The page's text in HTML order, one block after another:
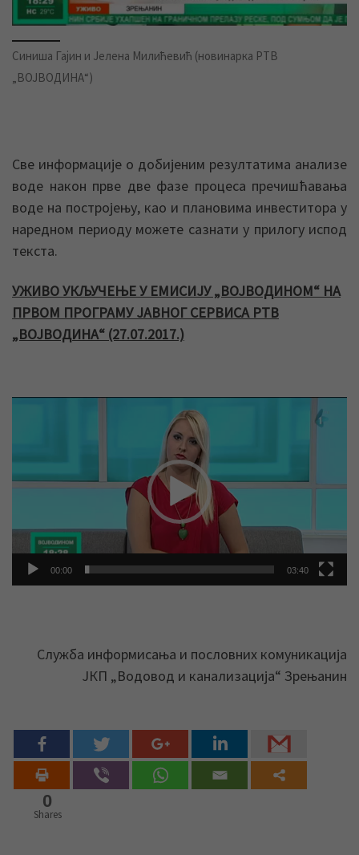
Синиша Гајин и Јелена Милићевић (новинарка РТВ
„ВОЈВОДИНА“)
Све информације о добијеним резултатима анализе
воде након прве две фазе процеса пречишћавања
воде на постројењу, као и плановима инвеститора у
наредном периоду можете сазнати у прилогу испод
текста.
УЖИВО УКЉУЧЕЊЕ У ЕМИСИЈУ „ВОЈВОДИНОМ“ НА
ПРВОМ ПРОГРАМУ ЈАВНОГ СЕРВИСА РТВ
„ВОЈВОДИНА“ (27.07.2017.)
00:00 03:40
Служба информисања и пословних комуникација
ЈКП „Водовод и канализација“ Зрењанин
0
Shares